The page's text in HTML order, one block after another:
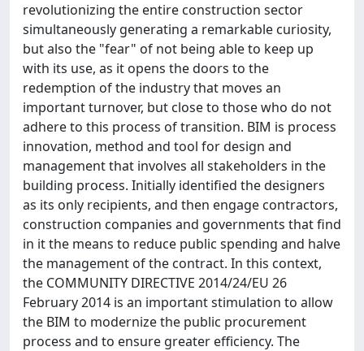
revolutionizing the entire construction sector
simultaneously generating a remarkable curiosity,
but also the "fear" of not being able to keep up
with its use, as it opens the doors to the
redemption of the industry that moves an
important turnover, but close to those who do not
adhere to this process of transition. BIM is process
innovation, method and tool for design and
management that involves all stakeholders in the
building process. Initially identified the designers
as its only recipients, and then engage contractors,
construction companies and governments that find
in it the means to reduce public spending and halve
the management of the contract. In this context,
the COMMUNITY DIRECTIVE 2014/24/EU 26
February 2014 is an important stimulation to allow
the BIM to modernize the public procurement
process and to ensure greater efficiency. The